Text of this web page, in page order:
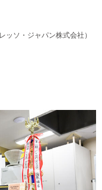
ソ・ジャパン株式会社）